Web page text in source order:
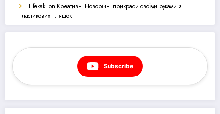
Lifekaki on Креативні Новорічні прикраси своїми руками з
пластикових пляшок
Subscribe